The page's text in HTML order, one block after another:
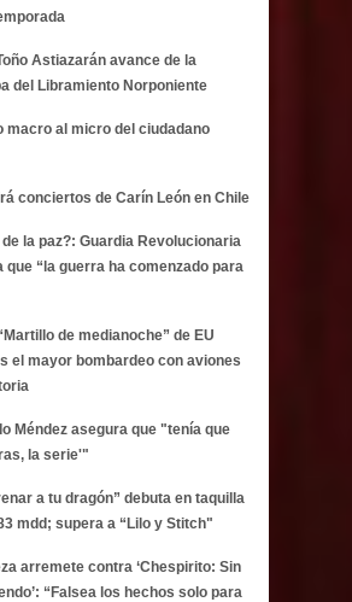
Astiazarán avance de la
del Libramiento Norponiente
macro al micro del ciudadano
conciertos de Carín León en Chile
la paz?: Guardia Revolucionaria
que “la guerra ha comenzado para
de medianoche” de EU
el mayor bombardeo con aviones
Méndez asegura que "tenía que
la serie'"
a tu dragón” debuta en taquilla
mdd; supera a “Lilo y Stitch"
arremete contra ‘Chespirito: Sin
“Falsea los hechos solo para